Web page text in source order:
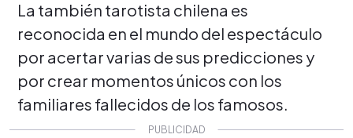
La también tarotista chilena es
reconocida en el mundo del espectáculo
por acertar varias de sus predicciones y
por crear momentos únicos con los
familiares fallecidos de los famosos.